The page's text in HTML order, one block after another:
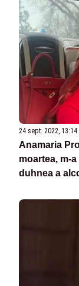
24 sept. 2022, 13:14
Anamaria
moartea, m-
duhnea a